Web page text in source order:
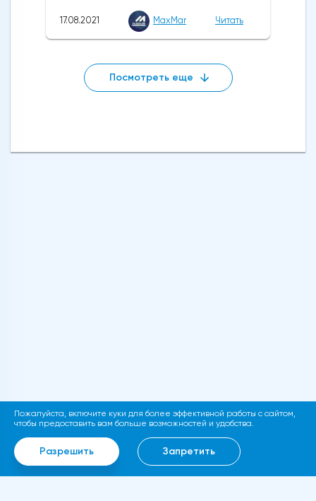
strengthen the US currency and possibly
weaken liquid tokens.On Friday, the markets
Catholic Christmas. Therefore, an increase
in trading activity on Thursday and next
China, and the demand situation in both
coronavirus.Against the background of
China's statistics, which showed a
position of short-term traders decreased
by another 17.8 million barrels.The forecast
assumes a decrease in the price of WTI oil
to the levels of 67.2, 67 and 66.7 dollars per
17.08.2021 MaxMar Читать
Посмотреть еще
Пожалуйста, включите куки для более эффективной работы с сайтом,
чтобы предоставить вам больше возможностей и удобства.
Разрешить Запретить